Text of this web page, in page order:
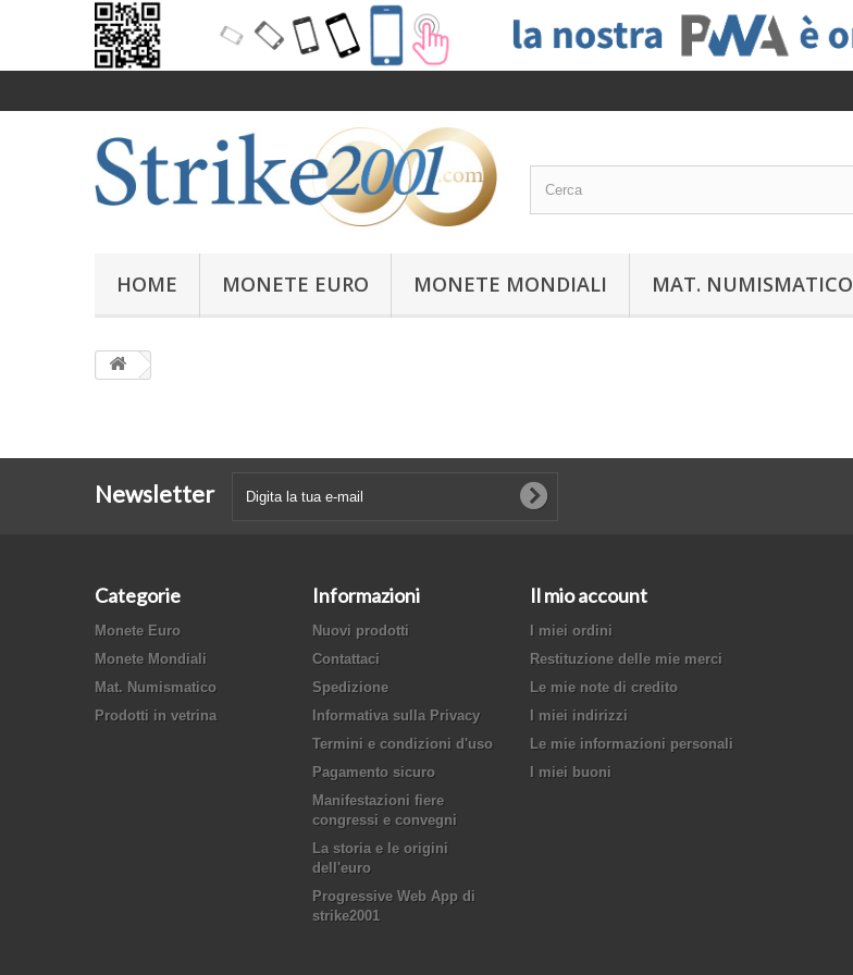
HOME MONETE EURO MONETE MONDIALI MAT. NUMISMATICO
Newsletter
Categorie
Monete Euro
Monete Mondiali
Mat. Numismatico
Prodotti in vetrina
Informazioni
Nuovi prodotti
Contattaci
Spedizione
Informativa sulla Privacy
Termini e condizioni d'uso
Pagamento sicuro
Manifestazioni fiere
congressi e convegni
La storia e le origini
dell'euro
Progressive Web App di
strike2001
Il mio account
I miei ordini
Restituzione delle mie merci
Le mie note di credito
I miei indirizzi
Le mie informazioni personali
I miei buoni